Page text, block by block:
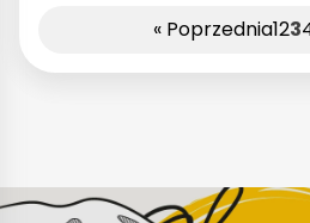
« Poprzednia123